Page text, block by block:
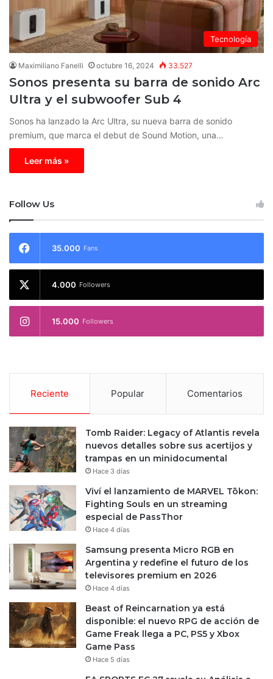
Tecnología
Maximiliano Fanelli octubre 16, 2024 33.527
Sonos presenta su barra de sonido Arc
Ultra y el subwoofer Sub 4
Sonos ha lanzado la Arc Ultra, su nueva barra de sonido
premium, que marca el debut de Sound Motion, una…
Leer más »
Follow Us
35.000 Fans
4.000 Followers
15.000 Followers
Reciente Popular Comentarios
Tomb Raider: Legacy of Atlantis revela
nuevos detalles sobre sus acertijos y
trampas en un minidocumental
Hace 3 días
Viví el lanzamiento de MARVEL Tōkon:
Fighting Souls en un streaming
especial de PassThor
Hace 4 días
Samsung presenta Micro RGB en
Argentina y redefine el futuro de los
televisores premium en 2026
Hace 4 días
Beast of Reincarnation ya está
disponible: el nuevo RPG de acción de
Game Freak llega a PC, PS5 y Xbox
Game Pass
Hace 5 días